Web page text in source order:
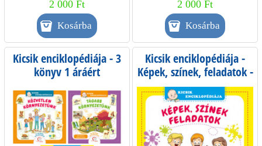
2 000 Ft 2 000 Ft
Kicsik enciklopédiája - 3
könyv 1 áráért
Kicsik enciklopédiája -
Képek, színek, feladatok -
1-3 éves gyermekeknek